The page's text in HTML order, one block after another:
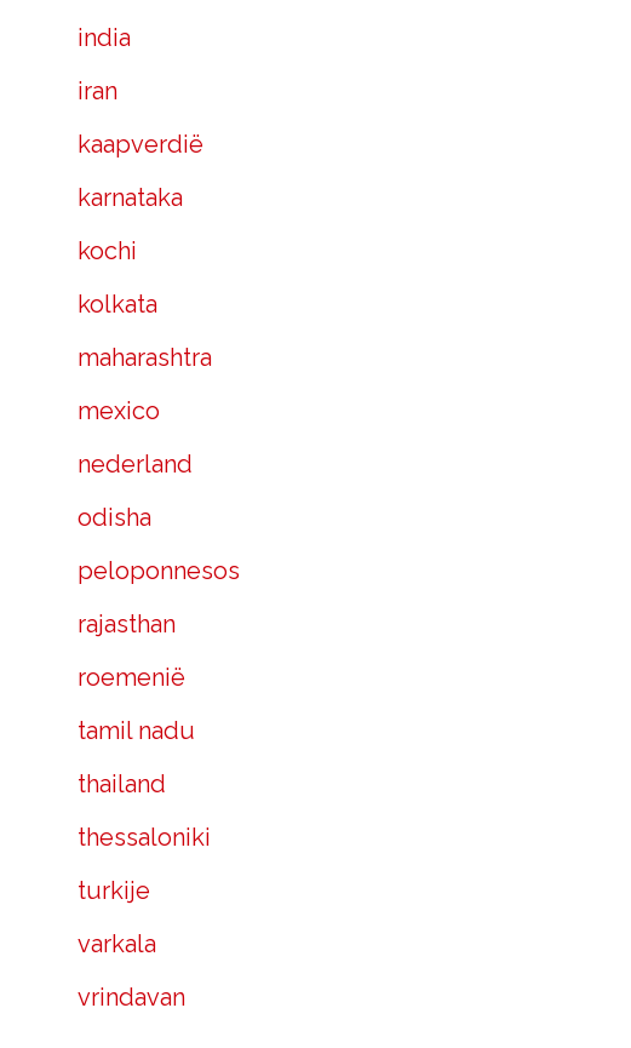
india
iran
kaapverdië
karnataka
kochi
kolkata
maharashtra
mexico
nederland
odisha
peloponnesos
rajasthan
roemenië
tamil nadu
thailand
thessaloniki
turkije
varkala
vrindavan